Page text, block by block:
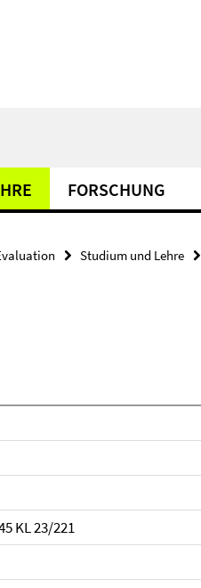
FORSCHUNG
Studium und Lehre
KL 23/221